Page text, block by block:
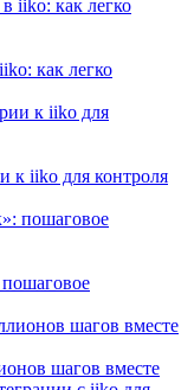
как легко
к iiko для контроля
шагов вместе